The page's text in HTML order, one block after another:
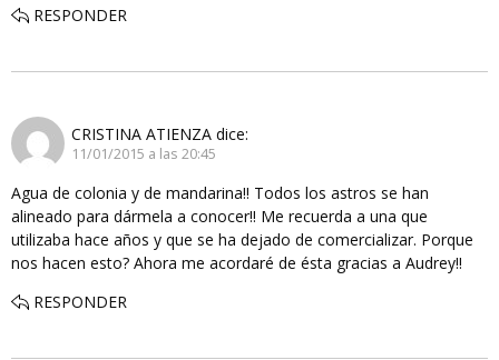
RESPONDER
CRISTINA ATIENZA dice:
11/01/2015 a las 20:45
Agua de colonia y de mandarina!! Todos los astros se han
alineado para dármela a conocer!! Me recuerda a una que
utilizaba hace años y que se ha dejado de comercializar. Porque
nos hacen esto? Ahora me acordaré de ésta gracias a Audrey!!
RESPONDER